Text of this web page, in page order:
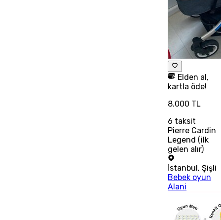
Elden al,
kartla öde!
8.000 TL
6 taksit
Pierre Cardin
Legend (ilk
gelen alır)
İstanbul,Şişli
Bebek oyun
Alani